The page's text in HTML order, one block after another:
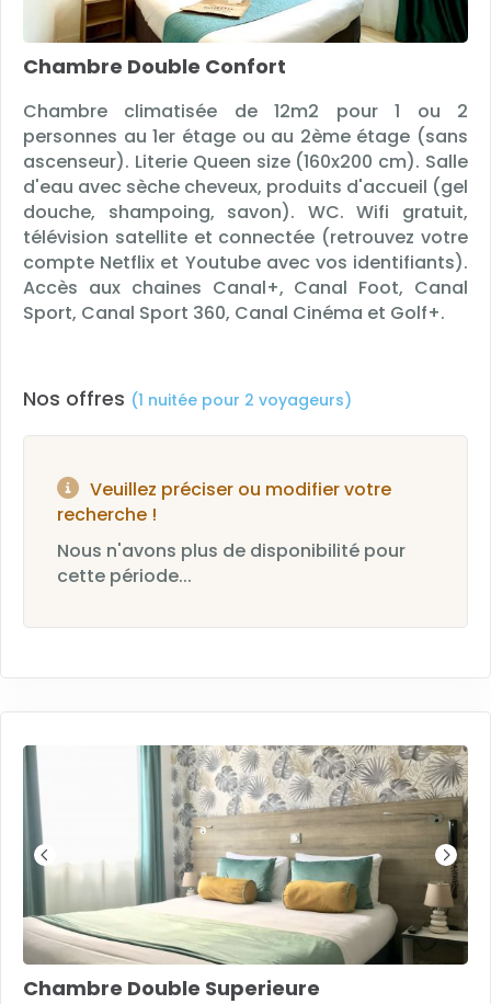
Chambre Double Confort
Chambre climatisée de 12m2 pour 1 ou 2
personnes au 1er étage ou au 2ème étage (sans
ascenseur). Literie Queen size (160x200 cm). Salle
d'eau avec sèche cheveux, produits d'accueil (gel
douche, shampoing, savon). WC. Wifi gratuit,
télévision satellite et connectée (retrouvez votre
compte Netflix et Youtube avec vos identifiants).
Accès aux chaines Canal+, Canal Foot, Canal
Sport, Canal Sport 360, Canal Cinéma et Golf+.
Nos offres (1 nuitée pour 2 voyageurs)
Veuillez préciser ou modifier votre
recherche !
Nous n'avons plus de disponibilité pour
cette période...
Chambre Double Superieure